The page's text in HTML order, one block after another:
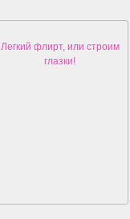
Легкий флирт, или строим
глазки!